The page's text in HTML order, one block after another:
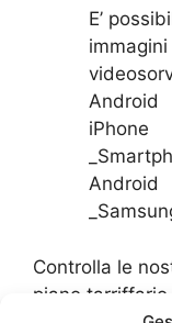
E’
Android
iPhone
Android
Controlla le
piano